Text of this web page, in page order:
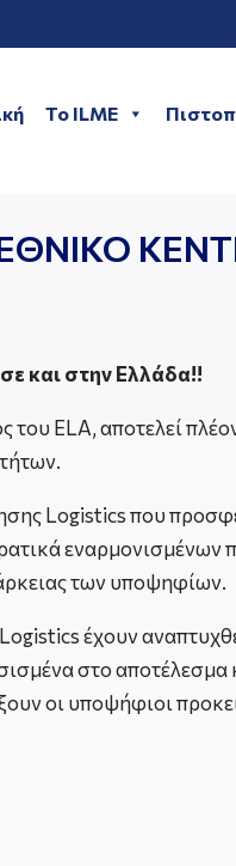
To ILME
ΕΘΝΙΚΟ
και στην Ελλάδα!!
ELA, αποτελεί
Logistics που
των υποψηφίων.
έχουν
στο
οι υποψήφιοι